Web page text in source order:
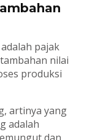
pajak
nilai
produksi
artinya yang
adalah